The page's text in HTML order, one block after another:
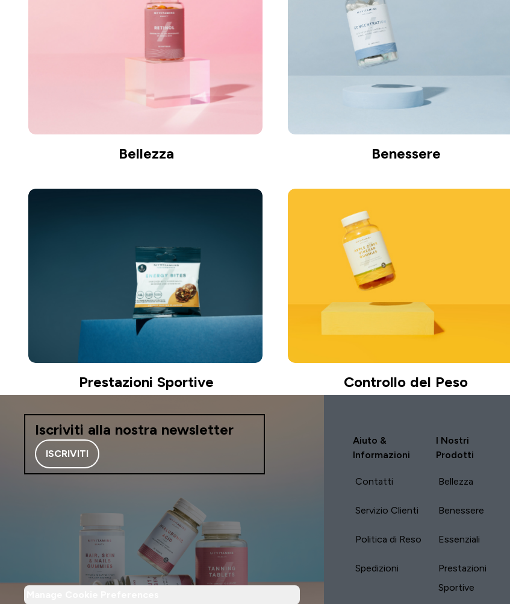
Bellezza Benessere
Prestazioni Sportive Controllo del Peso
Iscriviti alla nostra newsletter
ISCRIVITI
Aiuto &
Informazioni
Contatti
Servizio Clienti
Politica di Reso
Spedizioni
I Nostri
Prodotti
Bellezza
Benessere
Essenziali
Prestazioni
Sportive